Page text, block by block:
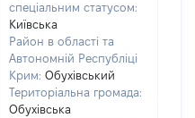
спеціальним статусом:
Київська
Район в області та
Автономній Республіці
Крим: Обухівський
Територіальна громада:
Обухівська